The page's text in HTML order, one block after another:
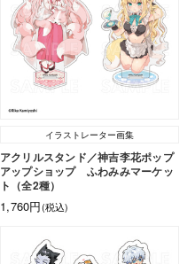
イラストレーター画集
アクリルスタンド／神吉李花ポップ
アップショップ ふわみみマーケッ
ト（全2種）
1,760円(税込)